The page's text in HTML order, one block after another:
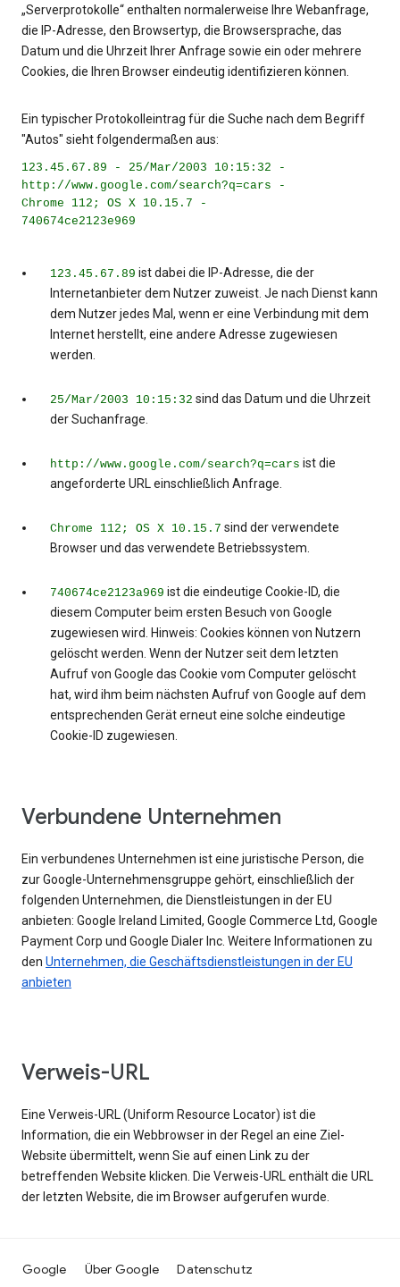
„Serverprotokolle“ enthalten normalerweise Ihre Webanfrage,
die IP-Adresse, den Browsertyp, die Browsersprache, das
Datum und die Uhrzeit Ihrer Anfrage sowie ein oder mehrere
Cookies, die Ihren Browser eindeutig identifizieren können.
Ein typischer Protokolleintrag für die Suche nach dem Begriff
"Autos" sieht folgendermaßen aus:
123.45.67.89 - 25/Mar/2003 10:15:32 -
http://www.google.com/search?q=cars -
Chrome 112; OS X 10.15.7 -
740674ce2123e969
123.45.67.89 ist dabei die IP-Adresse, die der
Internetanbieter dem Nutzer zuweist. Je nach Dienst kann
dem Nutzer jedes Mal, wenn er eine Verbindung mit dem
Internet herstellt, eine andere Adresse zugewiesen
werden.
25/Mar/2003 10:15:32 sind das Datum und die Uhrzeit
der Suchanfrage.
http://www.google.com/search?q=cars ist die
angeforderte URL einschließlich Anfrage.
Chrome 112; OS X 10.15.7 sind der verwendete
Browser und das verwendete Betriebssystem.
740674ce2123a969 ist die eindeutige Cookie-ID, die
diesem Computer beim ersten Besuch von Google
zugewiesen wird. Hinweis: Cookies können von Nutzern
gelöscht werden. Wenn der Nutzer seit dem letzten
Aufruf von Google das Cookie vom Computer gelöscht
hat, wird ihm beim nächsten Aufruf von Google auf dem
entsprechenden Gerät erneut eine solche eindeutige
Cookie-ID zugewiesen.
Verbundene Unternehmen
Ein verbundenes Unternehmen ist eine juristische Person, die
zur Google-Unternehmensgruppe gehört, einschließlich der
folgenden Unternehmen, die Dienstleistungen in der EU
anbieten: Google Ireland Limited, Google Commerce Ltd, Google
Payment Corp und Google Dialer Inc. Weitere Informationen zu
den Unternehmen, die Geschäftsdienstleistungen in der EU
anbieten
Verweis-URL
Eine Verweis-URL (Uniform Resource Locator) ist die
Information, die ein Webbrowser in der Regel an eine Ziel-
Website übermittelt, wenn Sie auf einen Link zu der
betreffenden Website klicken. Die Verweis-URL enthält die URL
der letzten Website, die im Browser aufgerufen wurde.
Google Über Google Datenschutz